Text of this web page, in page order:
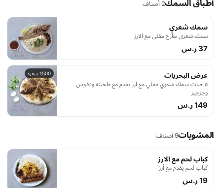
أطباق السمك2 أصناف
سمك شعري
سمك شعري طازج مقلي مع الارز
37 ر.س
1500 سعرة عرض البحريات
٥ حبات سمك شعري مقلي مع أرز تقدم مع طحينه ودقوس
وجرجير
149 ر.س
المشويات9 أصناف
كباب لحم مع الارز
كباب لحم يقدم مع أرز
19 ر.س